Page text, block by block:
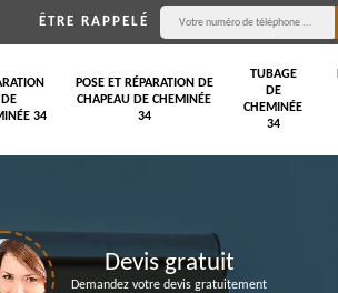
ÊTRE RAPPELÉ
DE
34
POSE ET RÉPARATION DE
CHAPEAU DE CHEMINÉE
34
TUBAGE
DE
CHEMINÉE
34
Devis gratuit
Demandez votre devis gratuitement